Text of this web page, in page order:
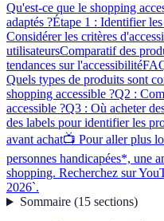
Qu'est-ce que le shopping
adaptés ?Étape 1 : Identifier
Considérer les critères
utilisateursComparatif des
tendances sur l'accessibilité
Quels types de produits sont
shopping accessible ?Q2 :
accessible ?Q3 : Où acheter
des labels pour identifier les
avant achat📺 Pour aller plus
personnes handicapées*, une
shopping. Recherchez sur
2026`.
Sommaire(15 sections)